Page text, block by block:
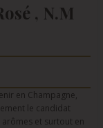
, N.M
en Champagne,
le candidat
arômes et surtout en